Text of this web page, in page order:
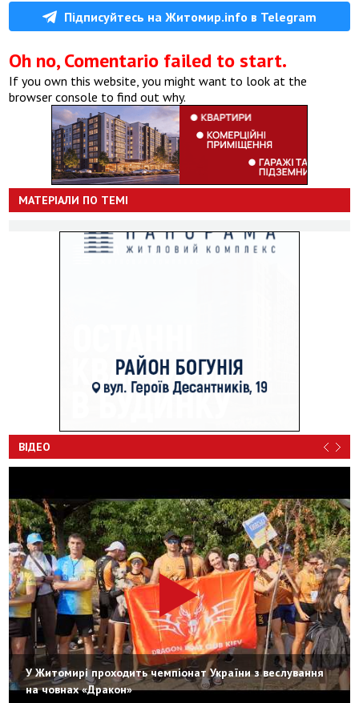
Підписуйтесь на Житомир.info в Telegram
Oh no, Comentario failed to start.
If you own this website, you might want to look at the
browser console to find out why.
МАТЕРІАЛИ ПО ТЕМІ
ВІДЕО
У Житомирі проходить чемпіонат України з веслування
на човнах «Дракон»